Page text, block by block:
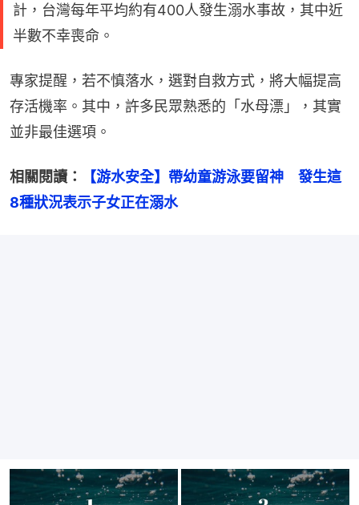
計，台灣每年平均約有400人發生溺水事故，其中近
半數不幸喪命。
專家提醒，若不慎落水，選對自救方式，將大幅提高
存活機率。其中，許多民眾熟悉的「水母漂」，其實
並非最佳選項。
相關閱讀：
【游水安全】帶幼童游泳要留神　發生這
8種狀況表示子女正在溺水